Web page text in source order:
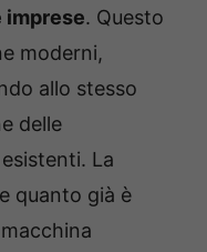
imprese. Questo
moderni,
allo stesso
delle
La
quanto già è